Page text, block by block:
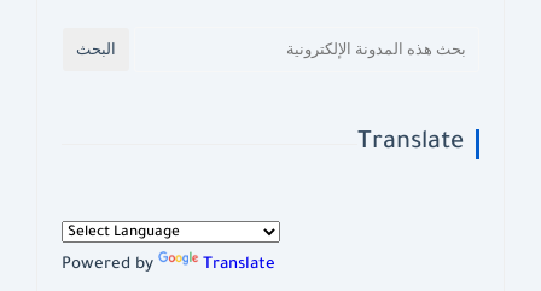
Translate
Powered by Translate